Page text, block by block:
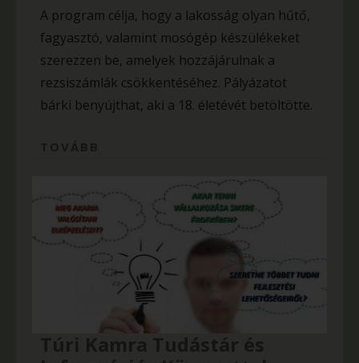
A program célja, hogy a lakosság olyan hűtő,
fagyasztó, valamint mosógép készülékeket
szerezzen be, amelyek hozzájárulnak a
rezsiszámlák csökkentéséhez. Pályázatot
bárki benyújthat, aki a 18. életévét betöltötte.